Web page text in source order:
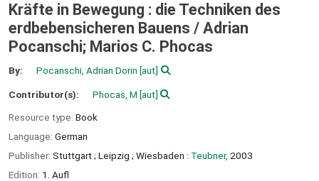
Kräfte in Bewegung : die Techniken des
erdbebensicheren Bauens / Adrian
Pocanschi; Marios C. Phocas
By: Pocanschi, Adrian Dorin [aut]
Contributor(s): Phocas, M [aut]
Resource type: Book
Language: German
Publisher: Stuttgart ; Leipzig ; Wiesbaden : Teubner, 2003
Edition: 1. Aufl